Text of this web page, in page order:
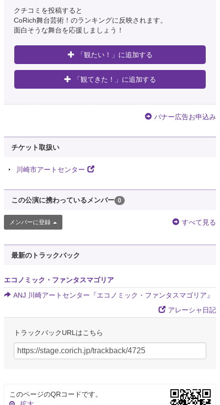
クチコミを投稿すると
CoRich舞台芸術！のランキングに反映されます。
面白そうな舞台を応援しましょう！
「観たい！」に追加する
「観てきた！」に追加する
バナー広告お申込み
チケット取扱い
川崎市アートセンター
この公演に携わっているメンバー 0
メンバーに登録 すべて見る
最新のトラックバック
エコノミック・ファンタスマゴリア
ANJ 川崎アートセンター『エコノミック・ファンタスマゴリア』
アレーシャ日記
トラックバックURLはこちら
このページのQRコードです。